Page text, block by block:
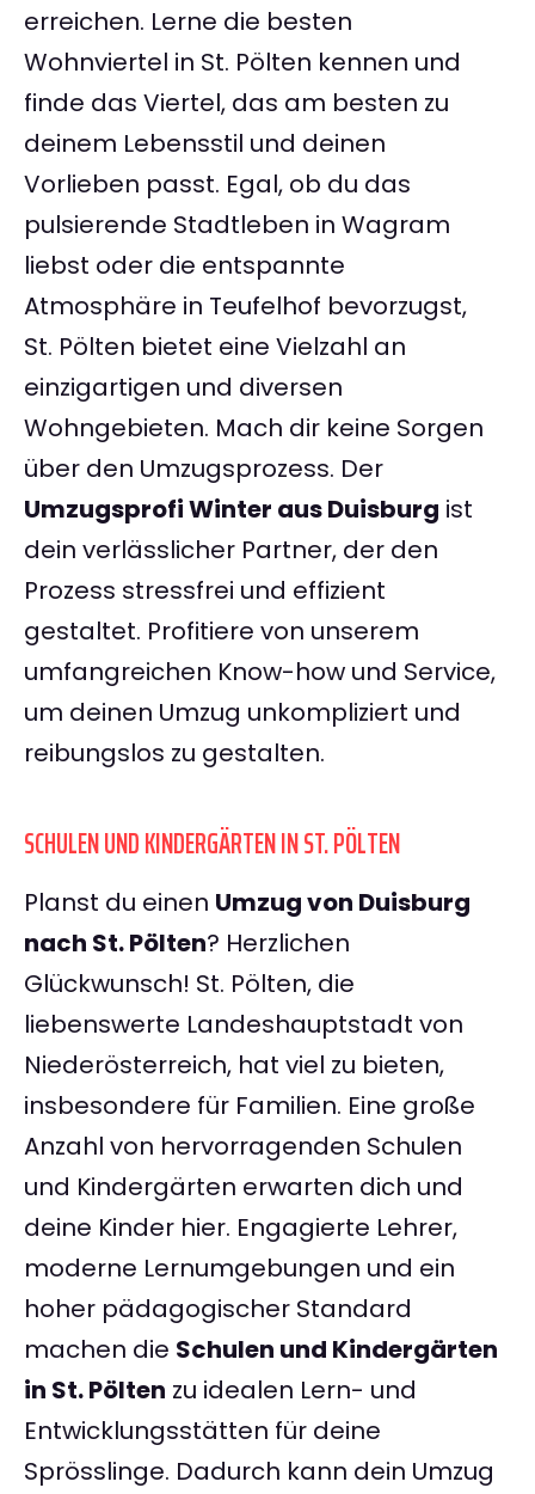
erreichen. Lerne die besten
Wohnviertel in St. Pölten kennen und
finde das Viertel, das am besten zu
deinem Lebensstil und deinen
Vorlieben passt. Egal, ob du das
pulsierende Stadtleben in Wagram
liebst oder die entspannte
Atmosphäre in Teufelhof bevorzugst,
St. Pölten bietet eine Vielzahl an
einzigartigen und diversen
Wohngebieten. Mach dir keine Sorgen
über den Umzugsprozess. Der
Umzugsprofi Winter aus Duisburg ist
dein verlässlicher Partner, der den
Prozess stressfrei und effizient
gestaltet. Profitiere von unserem
umfangreichen Know-how und Service,
um deinen Umzug unkompliziert und
reibungslos zu gestalten.
SCHULEN UND KINDERGÄRTEN IN ST. PÖLTEN
Planst du einen Umzug von Duisburg
nach St. Pölten? Herzlichen
Glückwunsch! St. Pölten, die
liebenswerte Landeshauptstadt von
Niederösterreich, hat viel zu bieten,
insbesondere für Familien. Eine große
Anzahl von hervorragenden Schulen
und Kindergärten erwarten dich und
deine Kinder hier. Engagierte Lehrer,
moderne Lernumgebungen und ein
hoher pädagogischer Standard
machen die Schulen und Kindergärten
in St. Pölten zu idealen Lern- und
Entwicklungsstätten für deine
Sprösslinge. Dadurch kann dein Umzug